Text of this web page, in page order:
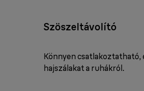
Szöszeltávolító
Könnyen csatlakoztatható,
hajszálakat a ruhákról.